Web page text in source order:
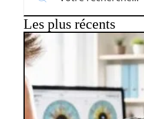
Les plus récents